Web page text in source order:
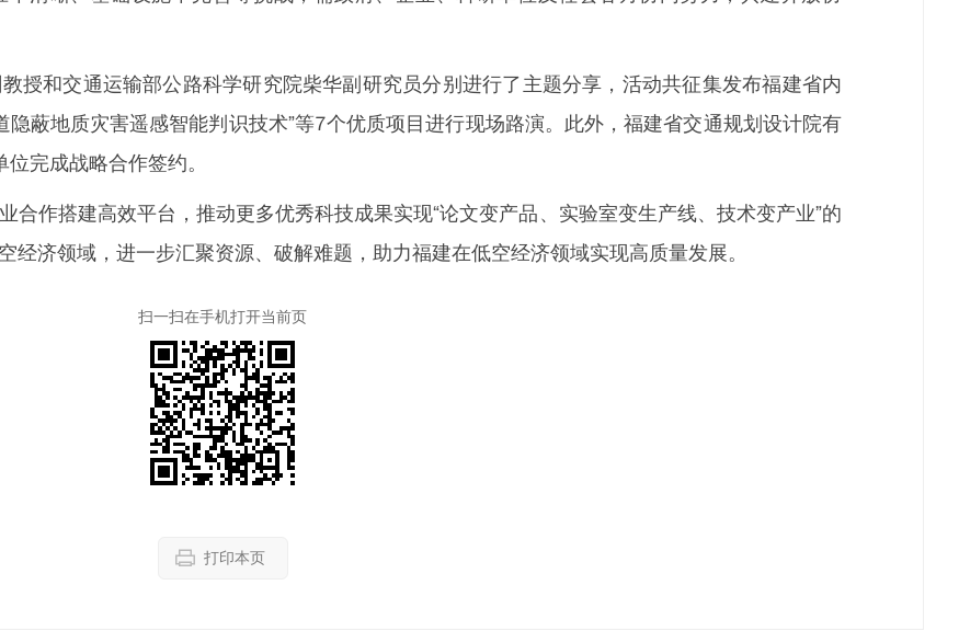
和交通运输部公路科学研究院柴华副研究员分别进行了主题分享，活动共征集发布福建省内
蔽地质灾害遥感智能判识技术”等7个优质项目进行现场路演。此外，福建省交通规划设计院有
完成战略合作签约。
作搭建高效平台，推动更多优秀科技成果实现“论文变产品、实验室变生产线、技术变产业”的
济领域，进一步汇聚资源、破解难题，助力福建在低空经济领域实现高质量发展。
扫一扫在手机打开当前页
打印本页